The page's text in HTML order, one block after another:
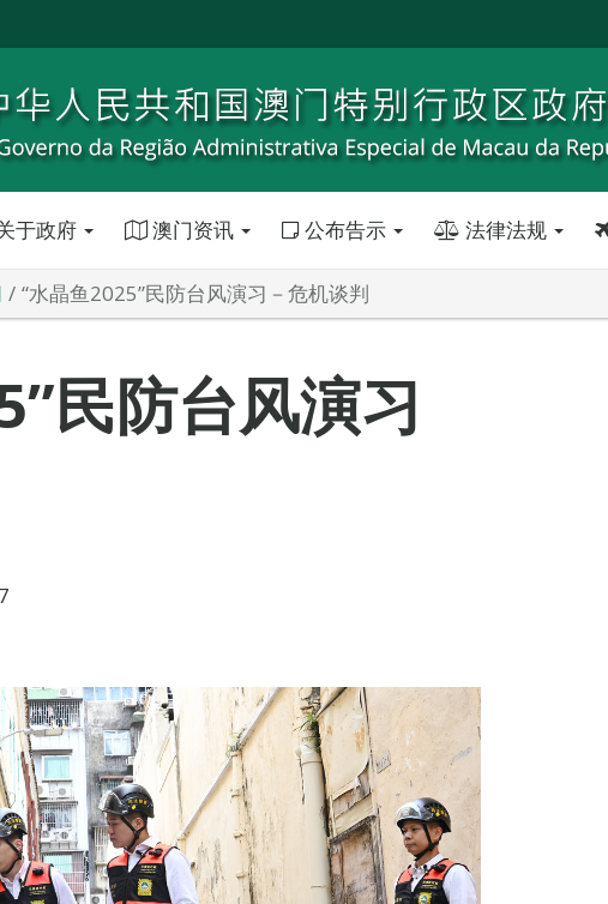
于政府 澳门资讯 公布告示 法律法规
“水晶鱼2025”民防台风演习－危机谈判
民防台风演习